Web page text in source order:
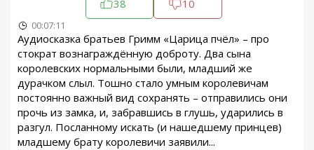
38 10
00:07:11
Аудиосказка братьев Гримм «Царица пчёл» – про
стократ вознаграждённую доброту. Два сына
королевских нормальными были, младший же
дурачком слыл. Тошно стало умным королевичам
постоянно важный вид сохранять – отправились они
прочь из замка, и, забравшись в глушь, ударились в
разгул. Посланному искать (и нашедшему принцев)
младшему брату королевичи заявили...